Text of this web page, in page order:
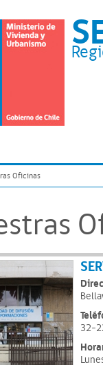
Oficinas
32-